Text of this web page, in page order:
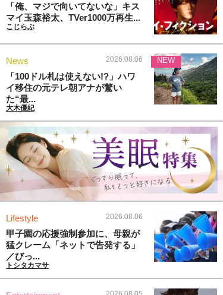
「俺、マジで向いてないな」キス
マイ玉森裕太、TVer1000万再生...
こじらぶ
News 2026.08.06
「100ドル札は使えない!?」ハワ
イ移住の元テレ朝アナが驚い
た“最...
大木優紀
NEW
Lifestyle 2026.08.06
甲子園の応援強制参加に、母親が
猛クレーム「ネットで告発する」
／びっ...
トシタカマサ